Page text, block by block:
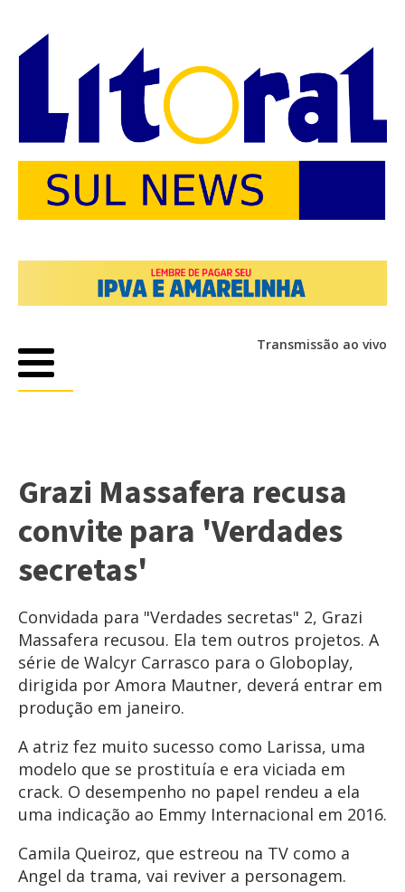
Transmissão ao vivo
Grazi Massafera recusa
convite para 'Verdades
secretas'
Convidada para "Verdades secretas" 2, Grazi
Massafera recusou. Ela tem outros projetos. A
série de Walcyr Carrasco para o Globoplay,
dirigida por Amora Mautner, deverá entrar em
produção em janeiro.
A atriz fez muito sucesso como Larissa, uma
modelo que se prostituía e era viciada em
crack. O desempenho no papel rendeu a ela
uma indicação ao Emmy Internacional em 2016.
Camila Queiroz, que estreou na TV como a
Angel da trama, vai reviver a personagem.